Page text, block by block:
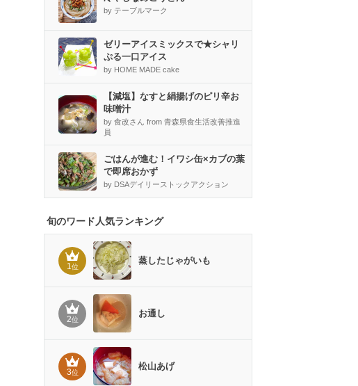
by テーブルマーク
ゼリーアイスミックスで★シャリ
ぷる一口アイス
by HOME MADE cake
【減塩】なすと絹揚げのピリ辛お
味噌汁
by 食改さん from 青森県食生活改善推進
員
ごはんが進む！イワシ缶×カブの葉
で即席おかず
by DSAデイリーストックアクション
旬のワード人気ランキング
1位
蒸したじゃがいも
2位
お通し
3位
松山あげ